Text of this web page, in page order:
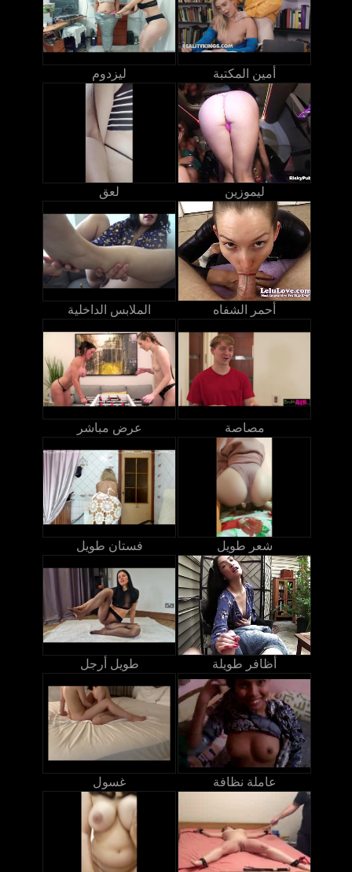
ليزدوم أمين المكتبة
لعق ليموزين
الملابس الداخلية أحمر الشفاه
عرض مباشر مصاصة
فستان طويل شعر طويل
طويل أرجل أظافر طويلة
غسول عاملة نظافة